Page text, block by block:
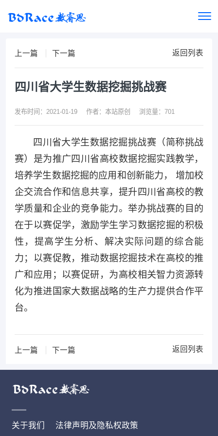
上一篇 下一篇 返回列表
四川省大学生数据挖掘挑战赛
发布时间：2021-01-19 作者：本站原创 浏览量：701
四川省大学生数据挖掘挑战赛（简称挑战
赛）是为推广四川省高校数据挖掘实践教学，
培养学生数据挖掘的应用和创新能力， 增加校
企交流合作和信息共享，提升四川省高校的教
学质量和企业的竞争能力。举办挑战赛的目的
在于以赛促学，激励学生学习数据挖掘的积极
性，提高学生分析、解决实际问题的综合能
力；以赛促教，推动数据挖掘技术在高校的推
广和应用；以赛促研，为高校相关智力资源转
化为推进国家大数据战略的生产力提供合作平
台。
上一篇 下一篇 返回列表
关于我们 法律声明及隐私权政策